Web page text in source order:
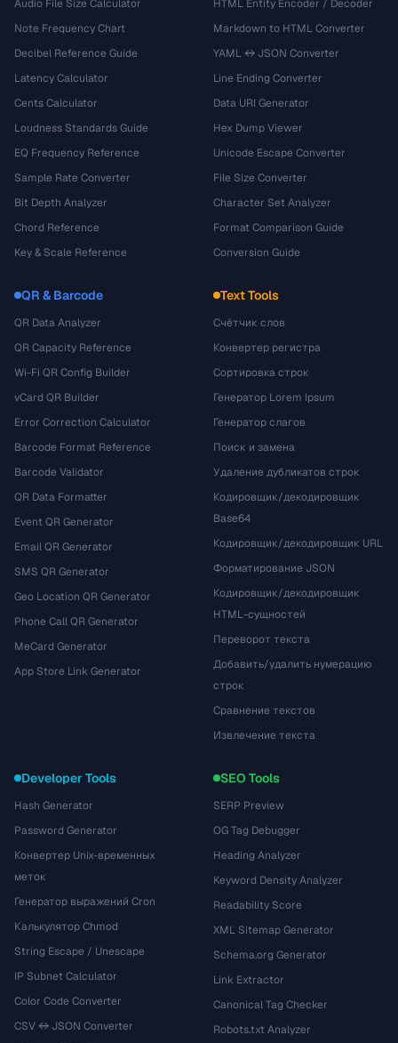
Audio File Size Calculator
Note Frequency Chart
Decibel Reference Guide
Latency Calculator
Cents Calculator
Loudness Standards Guide
EQ Frequency Reference
Sample Rate Converter
Bit Depth Analyzer
Chord Reference
Key & Scale Reference
HTML Entity Encoder / Decoder
Markdown to HTML Converter
YAML ↔ JSON Converter
Line Ending Converter
Data URI Generator
Hex Dump Viewer
Unicode Escape Converter
File Size Converter
Character Set Analyzer
Format Comparison Guide
Conversion Guide
QR & Barcode
QR Data Analyzer
QR Capacity Reference
Wi-Fi QR Config Builder
vCard QR Builder
Error Correction Calculator
Barcode Format Reference
Barcode Validator
QR Data Formatter
Event QR Generator
Email QR Generator
SMS QR Generator
Geo Location QR Generator
Phone Call QR Generator
MeCard Generator
App Store Link Generator
Text Tools
Счётчик слов
Конвертер регистра
Сортировка строк
Генератор Lorem Ipsum
Генератор слагов
Поиск и замена
Удаление дубликатов строк
Кодировщик/декодировщик
Base64
Кодировщик/декодировщик URL
Форматирование JSON
Кодировщик/декодировщик
HTML-сущностей
Переворот текста
Добавить/удалить нумерацию
строк
Сравнение текстов
Извлечение текста
Developer Tools
Hash Generator
Password Generator
Конвертер Unix-временных
меток
Генератор выражений Cron
Калькулятор Chmod
String Escape / Unescape
IP Subnet Calculator
Color Code Converter
CSV ↔ JSON Converter
SEO Tools
SERP Preview
OG Tag Debugger
Heading Analyzer
Keyword Density Analyzer
Readability Score
XML Sitemap Generator
Schema.org Generator
Link Extractor
Canonical Tag Checker
Robots.txt Analyzer